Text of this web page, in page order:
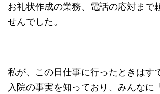
お礼状作成の業務、電話の応対まで
せんでした。
私が、この日仕事に行ったときはす
入院の事実を知っており、みんなに